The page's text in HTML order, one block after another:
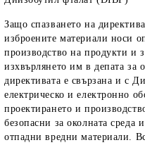
Защо спазването на
изброените материали носи
производство на продукти и
изхвърлянето им в депата за
директивата е свързана и с
електрическо и електронно
проектирането и
безопасни за околната среда
отпадни вредни материали.